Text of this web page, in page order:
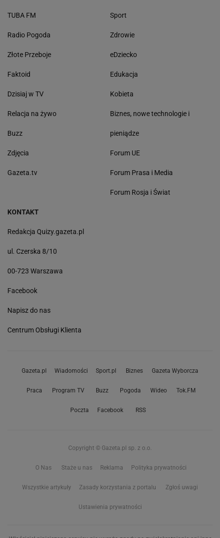
TUBA FM
Radio Pogoda
Złote Przeboje
Faktoid
Dzisiaj w TV
Relacja na żywo
Buzz
Zdjęcia
Gazeta.tv
Sport
Zdrowie
eDziecko
Edukacja
Kobieta
Biznes, nowe technologie i
pieniądze
Forum UE
Forum Prasa i Media
Forum Rosja i Świat
KONTAKT
Redakcja Quizy.gazeta.pl
ul. Czerska 8/10
00-723 Warszawa
Facebook
Napisz do nas
Centrum Obsługi Klienta
Gazeta.pl Wiadomości Sport.pl Biznes Gazeta Wyborcza
Praca Program TV Buzz Pogoda Wideo Tok.FM
Poczta Facebook RSS
Copyright © Gazeta.pl sp. z o.o.
O Nas Staże u nas Reklama Polityka prywatności
Wszystkie artykuły Zasady korzystania z portalu Zgłoś uwagi
Ustawienia prywatności